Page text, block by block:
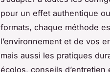
pour un effet authentique
formats, chaque méthode
l’environnement et de vos
mais aussi les pratiques
écolos, conseils